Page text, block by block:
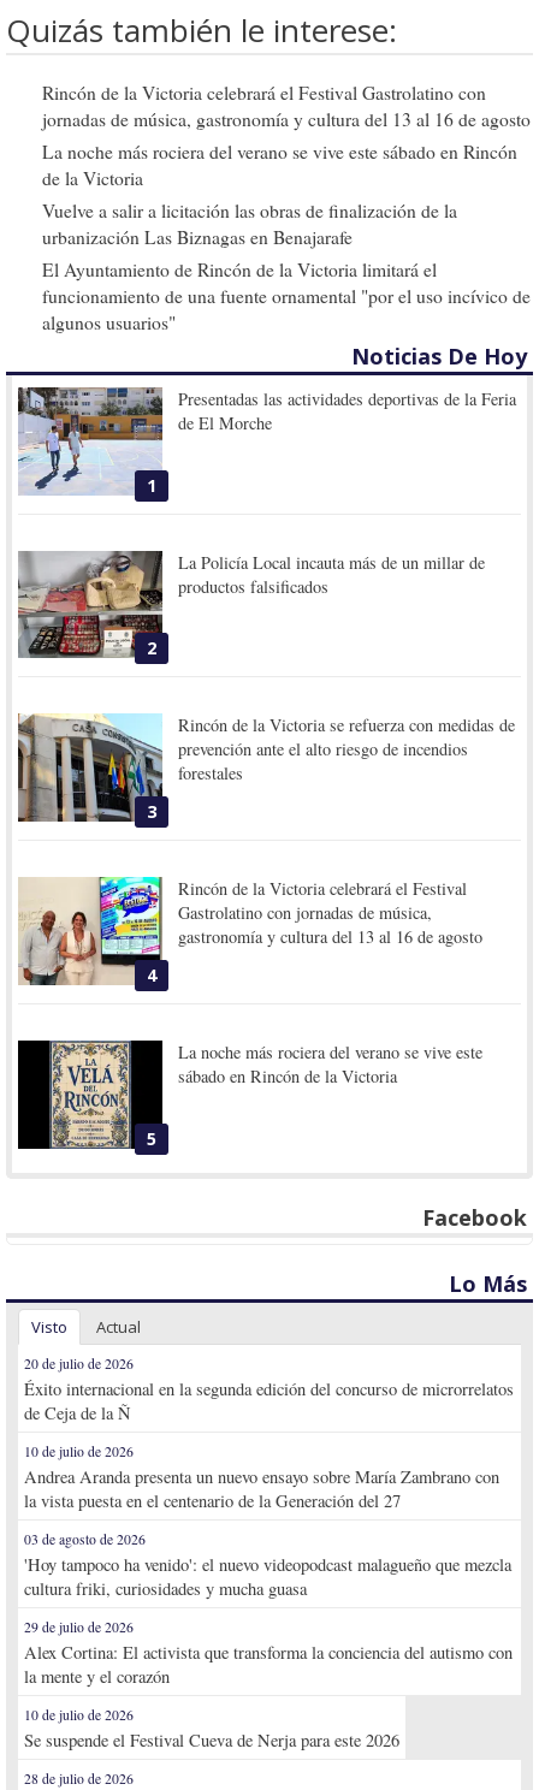
Quizás también le interese:
Rincón de la Victoria celebrará el Festival Gastrolatino con
jornadas de música, gastronomía y cultura del 13 al 16 de agosto
La noche más rociera del verano se vive este sábado en Rincón
de la Victoria
Vuelve a salir a licitación las obras de finalización de la
urbanización Las Biznagas en Benajarafe
El Ayuntamiento de Rincón de la Victoria limitará el
funcionamiento de una fuente ornamental "por el uso incívico de
algunos usuarios"
Noticias De Hoy
1
Presentadas las actividades deportivas de la Feria
de El Morche
2
La Policía Local incauta más de un millar de
productos falsificados
3
Rincón de la Victoria se refuerza con medidas de
prevención ante el alto riesgo de incendios
forestales
4
Rincón de la Victoria celebrará el Festival
Gastrolatino con jornadas de música,
gastronomía y cultura del 13 al 16 de agosto
5
La noche más rociera del verano se vive este
sábado en Rincón de la Victoria
Facebook
Lo Más
Visto Actual
20 de julio de 2026
Éxito internacional en la segunda edición del concurso de microrrelatos
de Ceja de la Ñ
10 de julio de 2026
Andrea Aranda presenta un nuevo ensayo sobre María Zambrano con
la vista puesta en el centenario de la Generación del 27
03 de agosto de 2026
'Hoy tampoco ha venido': el nuevo videopodcast malagueño que mezcla
cultura friki, curiosidades y mucha guasa
29 de julio de 2026
Alex Cortina: El activista que transforma la conciencia del autismo con
la mente y el corazón
10 de julio de 2026
Se suspende el Festival Cueva de Nerja para este 2026
28 de julio de 2026